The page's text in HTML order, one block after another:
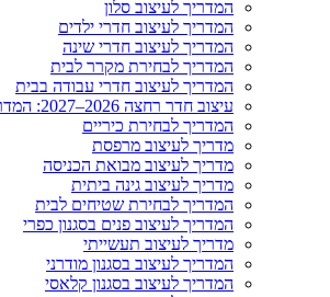
המדריך לעיצוב סלון
המדריך לעיצוב חדרי ילדים
המדריך לעיצוב חדרי שינה
המדריך לבחירת מקרר לבית
המדריך לעיצוב חדרי עבודה בבית
עיצוב חדר רחצה 2026–2027: המדריך המלא לתכנון נכון
המדריך לבחירת כיריים
מדריך לעיצוב מרפסת
מדריך לעיצוב מבואת הכניסה
מדריך לעיצוב גינה ביתית
המדריך לבחירת שטיחים לבית
המדריך לעיצוב פנים בסגנון כפרי
מדריך לעיצוב תעשייתי
המדריך לעיצוב בסגנון מודרני
המדריך לעיצוב בסגנון קלאסי